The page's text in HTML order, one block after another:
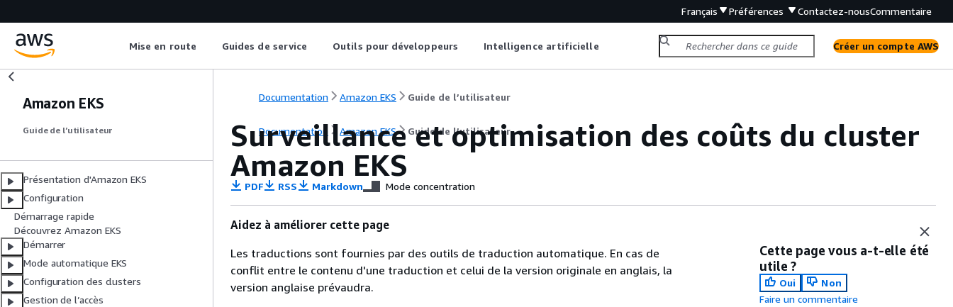
Français Préférences Contactez-nousCommentaire
Mise en route Guides de service Outils pour développeurs Intelligence artificielle Créer un compte AWS
Amazon EKS
Guide de l’utilisateur
Présentation d'Amazon EKS
Configuration
Démarrage rapide
Découvrez Amazon EKS
Démarrer
Mode automatique EKS
Configuration des clusters
Gestion de l’accès
Documentation Amazon EKS Guide de l’utilisateur
Documentation Amazon EKS Guide de l’utilisateur
Surveillance et optimisation des coûts du cluster
Amazon EKS
PDF RSS Markdown Mode concentration
Aidez à améliorer cette page
Les traductions sont fournies par des outils de traduction automatique. En cas de
conflit entre le contenu d'une traduction et celui de la version originale en anglais, la
version anglaise prévaudra.
Cette page vous a-t-elle été
utile ?
Oui
Non
Faire un commentaire